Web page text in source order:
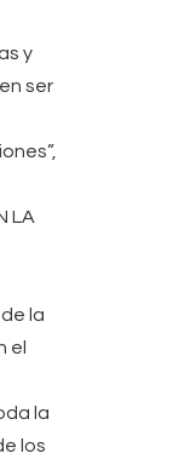
y
ser
LA
la
el
la
los